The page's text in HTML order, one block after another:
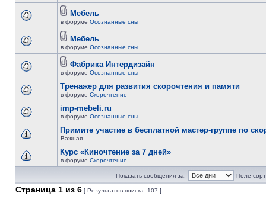
Мебель
в форуме Осознанные сны
Мебель
в форуме Осознанные сны
Фабрика Интердизайн
в форуме Осознанные сны
Тренажер для развития скорочтения и памяти
в форуме Скорочтение
imp-mebeli.ru
в форуме Осознанные сны
Примите участие в бесплатной мастер-группе по
Важная
Курс «Киночтение за 7 дней»
в форуме Скорочтение
Показать сообщения за: Поле
Страница 1 из 6 [ Результатов поиска: 107 ]